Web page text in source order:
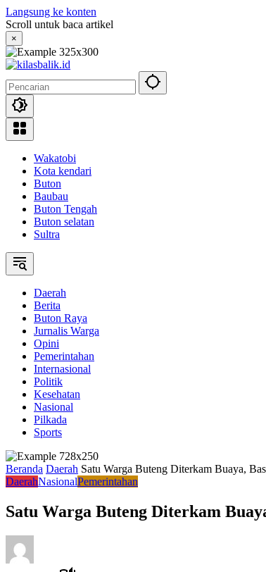
Langsung ke konten
Scroll untuk baca artikel
×
Wakatobi
Kota kendari
Buton
Baubau
Buton Tengah
Buton selatan
Sultra
Daerah
Berita
Buton Raya
Jurnalis Warga
Opini
Pemerintahan
Internasional
Politik
Kesehatan
Nasional
Pilkada
Sports
Beranda Daerah Satu Warga Buteng Diterkam Buaya,
DaerahNasionalPemerintahan
Satu Warga Buteng Diterkam